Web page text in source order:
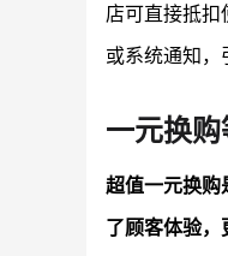
店可直接抵扣
或系统通知，
一元换购
超值一元换购
了顾客体验